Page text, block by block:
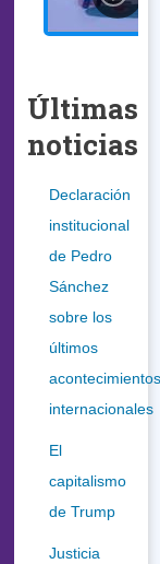
Últimas
noticias
Declaración
institucional
de Pedro
Sánchez
sobre los
últimos
internacionales
El
capitalismo
de Trump
Justicia